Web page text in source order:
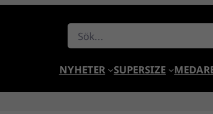
Sök
NYHETER SUPERSIZE